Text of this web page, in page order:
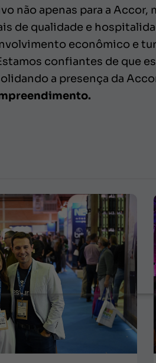
apenas para a Accor,
de qualidade e
econômico e
confiantes de que
a presença da